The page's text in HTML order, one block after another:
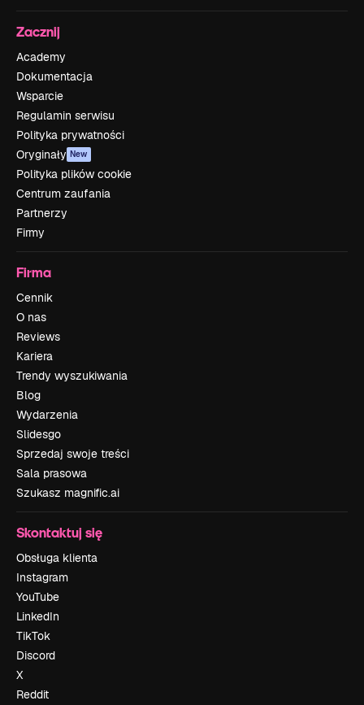
Zacznij
Academy
Dokumentacja
Wsparcie
Regulamin serwisu
Polityka prywatności
Oryginały New
Polityka plików cookie
Centrum zaufania
Partnerzy
Firmy
Firma
Cennik
O nas
Reviews
Kariera
Trendy wyszukiwania
Blog
Wydarzenia
Slidesgo
Sprzedaj swoje treści
Sala prasowa
Szukasz magnific.ai
Skontaktuj się
Obsługa klienta
Instagram
YouTube
LinkedIn
TikTok
Discord
X
Reddit